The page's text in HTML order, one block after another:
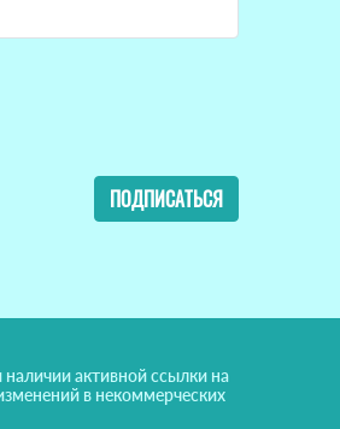
ПОДПИСАТЬСЯ
активной ссылки на
в некоммерческих